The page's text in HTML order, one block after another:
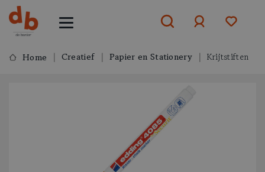
aanmelden
Home Creatief Papier en Stationery Krijtstiften